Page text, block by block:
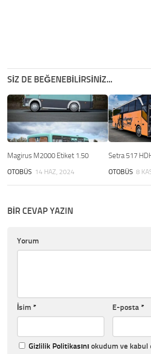
SIZ DE BEĞENEBILIRSINIZ...
Magirus M2000 Etiket 1.50
OTOBÜS 14 HAZ, 2024
Setra 517
OTOBÜS 8
BIR CEVAP YAZIN
Yorum
İsim * E-posta *
Gizlilik Politikasını okudum ve kabul